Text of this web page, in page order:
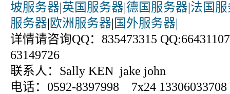
坡服务器|英国服务器|德国服务器|法国
服务器|欧洲服务器|国外服务器|
详情请咨询QQ：835473315
63149726
联系人：Sally KEN jake john
电话：0592-8397998 7x24 13306033708